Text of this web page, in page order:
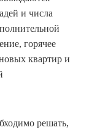
и числа
горячее
квартир и
решать,